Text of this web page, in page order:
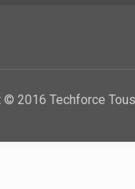
© 2016 Techforce